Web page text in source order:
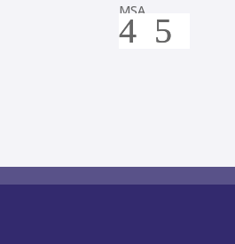
MSA.